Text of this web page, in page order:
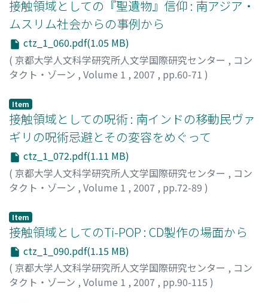
接触領域としての『聖遺物』信仰 : 南アジア・
ムスリム社会からの事例から
ctz_1_060.pdf(1.05 MB)
( 京都大学人文科学研究所人文学国際研究センター , コン
タクト・ゾーン , Volume 1 , 2007 , pp.60-71 )
Item
接触領域としての呪術 : 南インドの移動民ヴァ
ギリの呪術忌避とその変容をめぐって
ctz_1_072.pdf(1.11 MB)
( 京都大学人文科学研究所人文学国際研究センター , コン
タクト・ゾーン , Volume 1 , 2007 , pp.72-89 )
Item
接触領域としてのTi-POP : CD製作の場面から
ctz_1_090.pdf(1.15 MB)
( 京都大学人文科学研究所人文学国際研究センター , コン
タクト・ゾーン , Volume 1 , 2007 , pp.90-115 )